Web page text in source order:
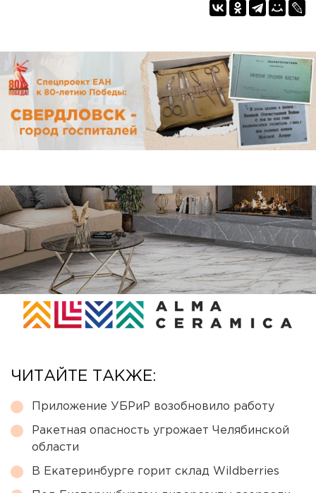
ЧИТАЙТЕ ТАКЖЕ:
Приложение УБРиР возобновило работу
Ракетная опасность угрожает Челябинской
области
В Екатеринбурге горит склад Wildberries